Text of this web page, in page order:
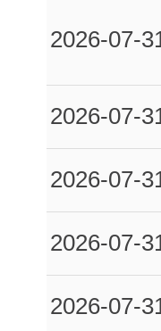
2026-07-
2026-07-
2026-07-
2026-07-
2026-07-